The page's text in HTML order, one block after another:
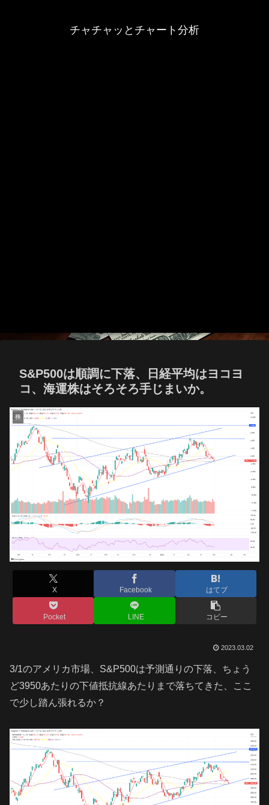
チャチャッとチャート分析
S&P500は順調に下落、日経平均はヨコヨ
コ、海運株はそろそろ手じまいか。
株
X Facebook はてブ
Pocket LINE コピー
2023.03.02
3/1のアメリカ市場、S&P500は予測通りの下落、ちょう
ど3950あたりの下値抵抗線あたりまで落ちてきた、ここ
で少し踏ん張れるか？